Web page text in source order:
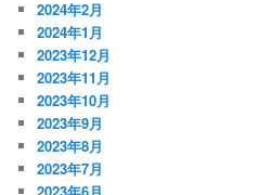
2024年2月
2024年1月
2023年12月
2023年11月
2023年10月
2023年9月
2023年8月
2023年7月